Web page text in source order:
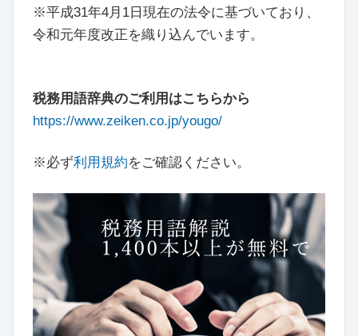
※平成31年4月1日現在の法令に基づいており、
令和元年度改正を織り込んでいます。
税務用語辞典のご利用はこちらから
https://www.zeiken.co.jp/yougo/
※必ず利用規約をご確認ください。